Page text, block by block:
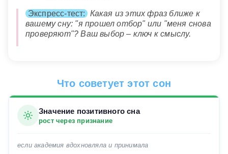
Экспресс-тест:
Какая из этих фраз ближе к
вашему сну: "я прошел отбор" или "меня снова
проверяют"? Ваш выбор – ключ к смыслу.
Что советует этот сон
Значение позитивного сна
рост через признание
если академия вдохновляла и принимала